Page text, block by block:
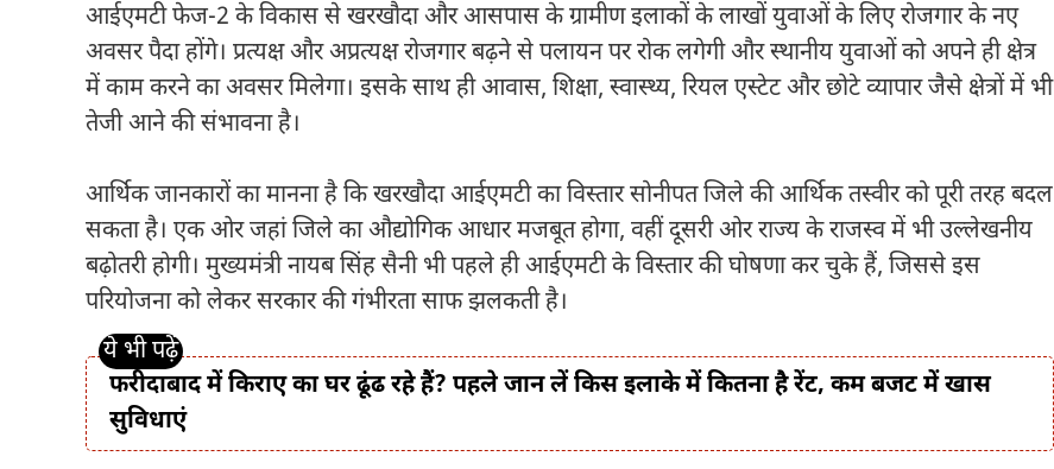
आईएमटी फेज-2 के विकास से खरखौदा और आसपास के ग्रामीण इलाकों के लाखों युवाओं के लिए रोजगार के नए
अवसर पैदा होंगे। प्रत्यक्ष और अप्रत्यक्ष रोजगार बढ़ने से पलायन पर रोक लगेगी और स्थानीय युवाओं को अपने ही क्षेत्र
में काम करने का अवसर मिलेगा। इसके साथ ही आवास, शिक्षा, स्वास्थ्य, रियल एस्टेट और छोटे व्यापार जैसे क्षेत्रों में भी
तेजी आने की संभावना है।
आर्थिक जानकारों का मानना है कि खरखौदा आईएमटी का विस्तार सोनीपत जिले की आर्थिक तस्वीर को पूरी तरह बदल
सकता है। एक ओर जहां जिले का औद्योगिक आधार मजबूत होगा, वहीं दूसरी ओर राज्य के राजस्व में भी उल्लेखनीय
बढ़ोतरी होगी। मुख्यमंत्री नायब सिंह सैनी भी पहले ही आईएमटी के विस्तार की घोषणा कर चुके हैं, जिससे इस
परियोजना को लेकर सरकार की गंभीरता साफ झलकती है।
फरीदाबाद में किराए का घर ढूंढ रहे हैं? पहले जान लें किस इलाके में कितना है रेंट, कम बजट में खास
सुविधाएं